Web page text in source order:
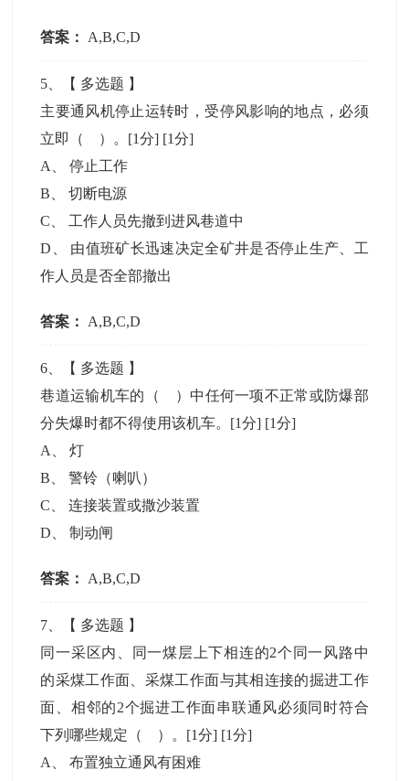
答案： A,B,C,D
5 、【 多选题 】
主要通风机停止运转时，受停风影响的地点，必须
立即（ ）。[1分] [1分]
A
、停止工作
B 、切断电源
C
工作人员先撤到进风巷道中
D
由值班矿长迅速决定全矿井是否停止生产、工
作人员是否全部撤出
答案： A,B,C,D
6 、【 多选题 】
巷道运输机车的（ ）中任何一项不正常或防爆部
分失爆时都不得使用该机车。[1分] [1分]
A
、灯
B 、警铃（喇叭）
C 、连接装置或撒沙装置
D 、制动闸
答案： A,B,C,D
7 、【 多选题 】
同一采区内、同一煤层上下相连的2个同一风路中
的采煤工作面、采煤工作面与其相连接的掘进工作
面、相邻的2个掘进工作面串联通风必须同时符合
下列哪些规定（ ）。[1分] [1分]
A
、布置独立通风有困难